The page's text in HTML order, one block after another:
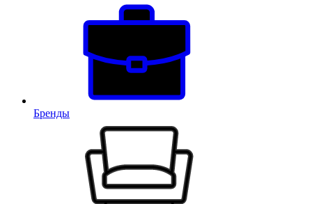
Бренды